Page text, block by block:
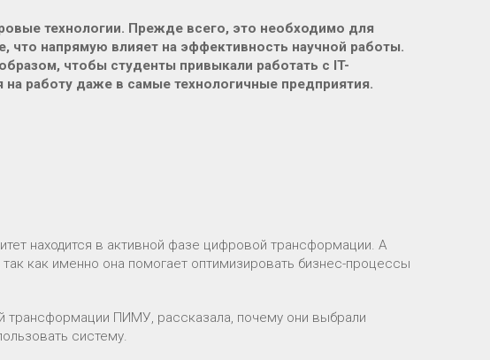
технологии. Прежде всего, это необходимо для
что напрямую влияет на эффективность научной работы.
чтобы студенты привыкали работать с IT-
работу даже в самые технологичные предприятия.
находится в активной фазе цифровой трансформации. А
как именно она помогает оптимизировать бизнес-процессы
трансформации ПИМУ, рассказала, почему они выбрали
систему.